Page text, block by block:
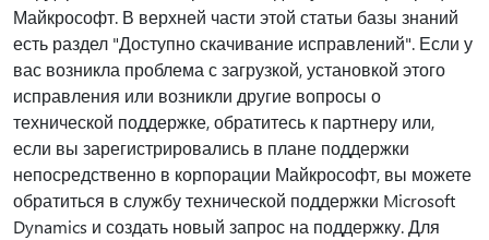
Майкрософт. В верхней части этой статьи базы знаний
есть раздел "Доступно скачивание исправлений". Если у
вас возникла проблема с загрузкой, установкой этого
исправления или возникли другие вопросы о
технической поддержке, обратитесь к партнеру или,
если вы зарегистрировались в плане поддержки
непосредственно в корпорации Майкрософт, вы можете
обратиться в службу технической поддержки Microsoft
Dynamics и создать новый запрос на поддержку. Для